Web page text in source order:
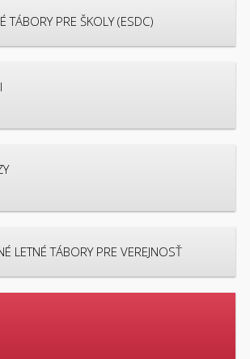
TÁBORY PRE ŠKOLY (ESDC)
LETNÉ TÁBORY PRE VEREJNOSŤ